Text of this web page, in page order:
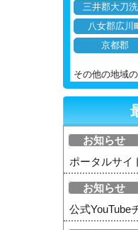
三井郡大刀
八女郡広川
京都郡
その他の地域
お知らせ
ポータルサイ
お知らせ
公式YouTube